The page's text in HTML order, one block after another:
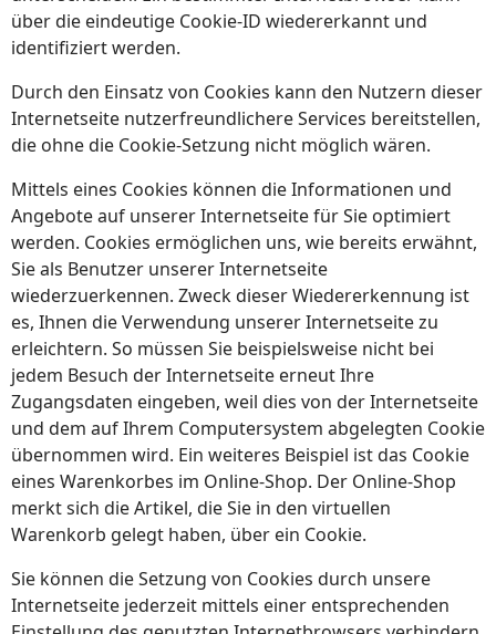
über die eindeutige Cookie-ID wiedererkannt und
identifiziert werden.
Durch den Einsatz von Cookies kann den Nutzern dieser
Internetseite nutzerfreundlichere Services bereitstellen,
die ohne die Cookie-Setzung nicht möglich wären.
Mittels eines Cookies können die Informationen und
Angebote auf unserer Internetseite für Sie optimiert
werden. Cookies ermöglichen uns, wie bereits erwähnt,
Sie als Benutzer unserer Internetseite
wiederzuerkennen. Zweck dieser Wiedererkennung ist
es, Ihnen die Verwendung unserer Internetseite zu
erleichtern. So müssen Sie beispielsweise nicht bei
jedem Besuch der Internetseite erneut Ihre
Zugangsdaten eingeben, weil dies von der Internetseite
und dem auf Ihrem Computersystem abgelegten Cookie
übernommen wird. Ein weiteres Beispiel ist das Cookie
eines Warenkorbes im Online-Shop. Der Online-Shop
merkt sich die Artikel, die Sie in den virtuellen
Warenkorb gelegt haben, über ein Cookie.
Sie können die Setzung von Cookies durch unsere
Internetseite jederzeit mittels einer entsprechenden